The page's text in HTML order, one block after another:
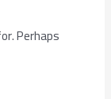
Perhaps